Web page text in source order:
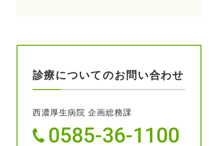
診療についてのお問い合わせ
西濃厚生病院 企画総務課
0585-36-1100